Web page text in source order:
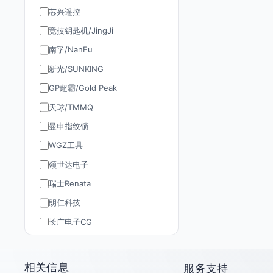
芯兴遥控
竞技钥匙机/JingJi
南孚/NanFu
新光/SUNKING
GP超霸/Gold Peak
天球/TMMQ
曼申指纹锁
WGZ工具
领世达电子
瑞士Renata
朗仁科技
长广电子CG
TY90/孚远通用
相关信息 服务支持